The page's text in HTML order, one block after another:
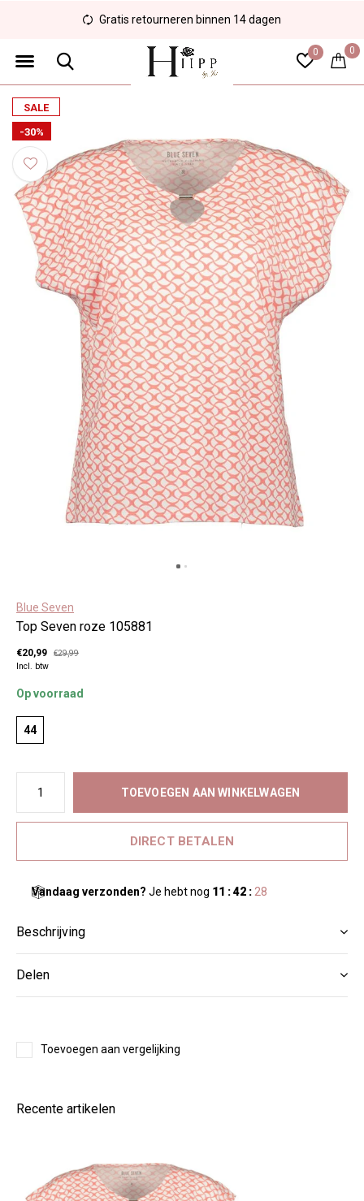
0 0
Gratis retourneren binnen 14 dagen
SALE
-30%
Blue Seven
Top Seven roze 105881
€20,99
€29,99
Incl. btw
Op voorraad
44
TOEVOEGEN AAN WINKELWAGEN
DIRECT BETALEN
Vandaag verzonden? Je hebt nog 11 : 42 : 28
Beschrijving
Delen
Toevoegen aan vergelijking
Recente artikelen